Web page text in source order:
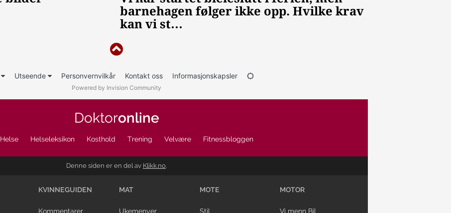
Utseende Personvernvilkår Kontakt oss Informasjonskapsler
Powered by Invision Community
Doktoronline
Helse Helseleksikon Kosthold Trening Velvære Fitnessbloggen
Denne siden er en del av Klikk.no.
KVINNEGUIDEN
Kommentarer
MAT
Ukemenyer
MOTE
Stil
MOTOR
Vi menn Bil